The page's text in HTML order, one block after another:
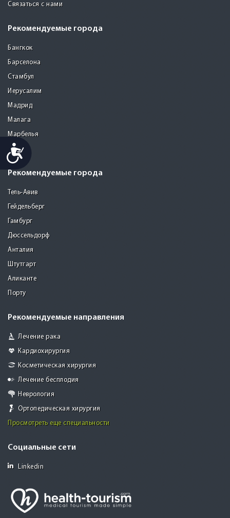
Accessibility
Связаться с нами
Рекомендуемые города
Бангкок
Барселона
Стамбул
Иерусалим
Мадрид
Малага
Марбелья
Сеул
Рекомендуемые города
Тель-Авив
Гейдельберг
Гамбург
Дюссельдорф
Анталия
Штутгарт
Аликанте
Порту
Рекомендуемые направления
Лечение рака
Кардиохирургия
Косметическая хирургия
Лечение бесплодия
Неврология
Ортопедическая хирургия
Просмотреть еще специальности
Социальные сети
Linkedin